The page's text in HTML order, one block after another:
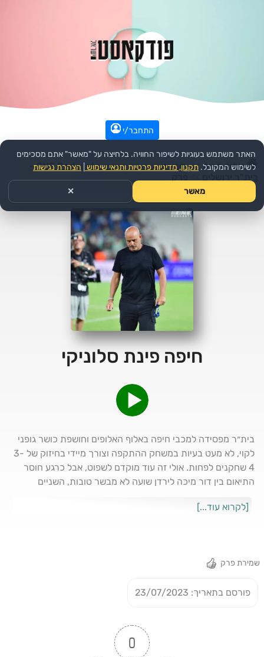
התחבר/י
עמוד הבית >> ספורט >>הפודקאסט:
ONE Podcasts -
חיפה פינת סלוניקי
בית״ר מפסידה למכבי חיפה באלוף האלופים וחושפת כושר גופני
לקוי, לא מעט בעיות במשחק ההתקפה וצורך מיידי בחיזוק של 3-
4 שחקנים לפחות. אולי זה עוד מוקדם לשפוט, אבל כרגע חוסר
התיאום בין דור מיכה לירדן שועה לא מבשר טובות, השניים
וחייבת להתחזק. פודקאסט בית״ר על המהלכים הקרובים של
וגן בשבועיים הקרובים. צילום - חגי מיכאלי
[לקרוא עוד...]
שמירת פרק
פורסם בתאריך: 23/07/2023
0
האתר משתמש בעוגיות לשיפור החוויה. בלחיצה על "מאשר" אתם מסכימים
לשימוש המקובל. תקנון, מדיניות פרטיות ותנאי שימוש הצהרת נגישות
מאשר ✕